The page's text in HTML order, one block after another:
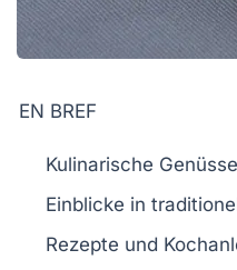
EN BREF
Kulinarische Genüsse
Einblicke in
Rezepte und